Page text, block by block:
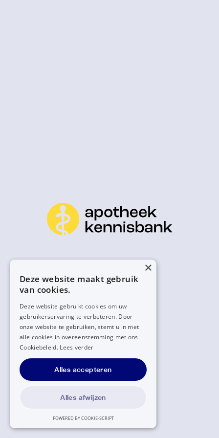
×
Deze website maakt gebruik
van cookies.
Deze website gebruikt cookies om uw
gebruikerservaring te verbeteren. Door
onze website te gebruiken, stemt u in met
alle cookies in overeenstemming met ons
Cookiebeleid. Lees verder
Alles accepteren
Alles afwijzen
POWERED BY COOKIE-SCRIPT